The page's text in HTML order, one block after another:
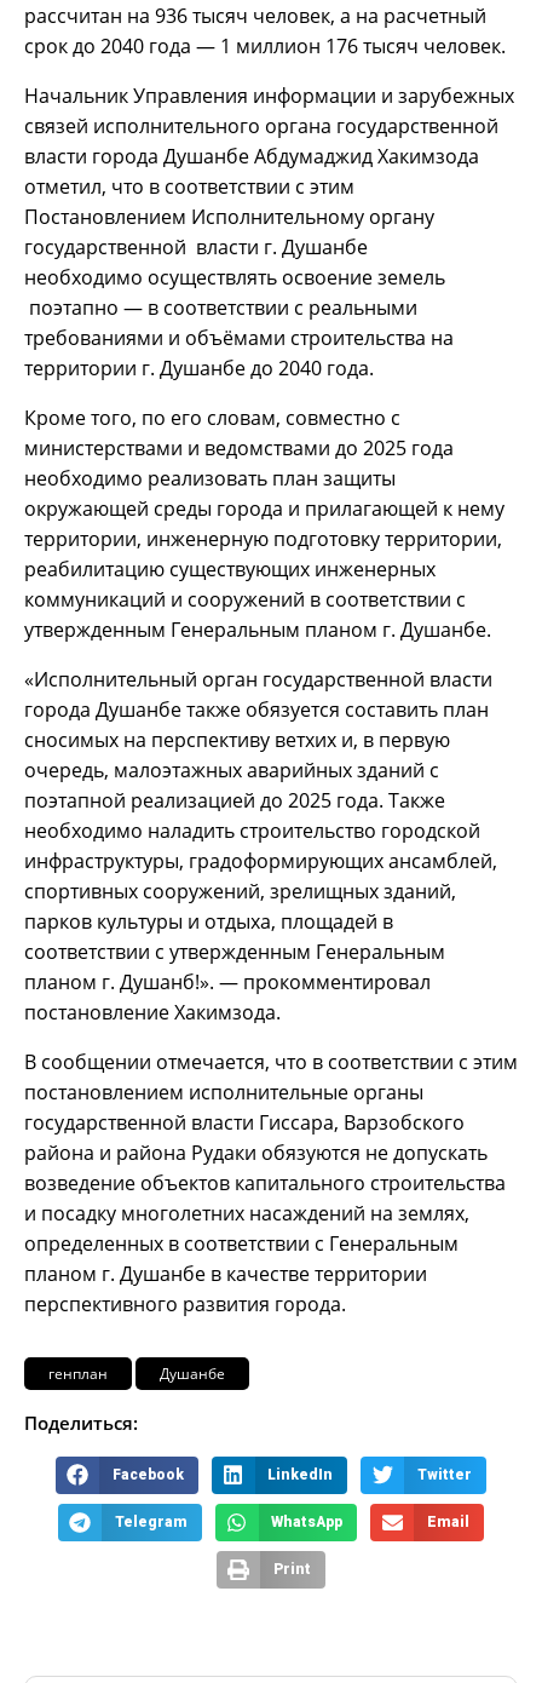
рассчитан на 936 тысяч человек, а на расчетный
срок до 2040 года — 1 миллион 176 тысяч человек.
Начальник Управления информации и зарубежных
связей исполнительного органа государственной
власти города Душанбе Абдумаджид Хакимзода
отметил, что в соответствии с этим
Постановлением Исполнительному органу
государственной власти г. Душанбе
необходимо осуществлять освоение земель
поэтапно — в соответствии с реальными
требованиями и объёмами строительства на
территории г. Душанбе до 2040 года.
Кроме того, по его словам, совместно с
министерствами и ведомствами до 2025 года
необходимо реализовать план защиты
окружающей среды города и прилагающей к нему
территории, инженерную подготовку территории,
реабилитацию существующих инженерных
коммуникаций и сооружений в соответствии с
утвержденным Генеральным планом г. Душанбе.
«Исполнительный орган государственной власти
города Душанбе также обязуется составить план
сносимых на перспективу ветхих и, в первую
очередь, малоэтажных аварийных зданий с
поэтапной реализацией до 2025 года. Также
необходимо наладить строительство городской
инфраструктуры, градоформирующих ансамблей,
спортивных сооружений, зрелищных зданий,
парков культуры и отдыха, площадей в
соответствии с утвержденным Генеральным
планом г. Душанб!». — прокомментировал
постановление Хакимзода.
В сообщении отмечается, что в соответствии с этим
постановлением исполнительные органы
государственной власти Гиссара, Варзобского
района и района Рудаки обязуются не допускать
возведение объектов капитального строительства
и посадку многолетних насаждений на землях,
определенных в соответствии с Генеральным
планом г. Душанбе в качестве территории
перспективного развития города.
генплан Душанбе
Поделиться:
Facebook LinkedIn Twitter
Telegram WhatsApp Email
Print